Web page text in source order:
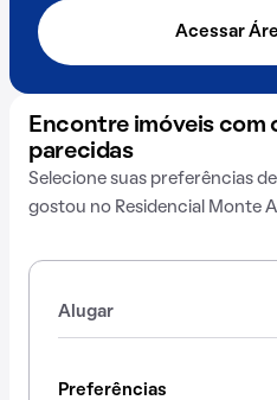
Acessar
Encontre imóveis
parecidas
Selecione suas preferências
gostou no Residencial Monte
Alugar
Preferências